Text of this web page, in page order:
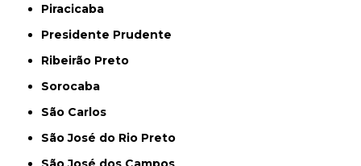
Piracicaba
Presidente Prudente
Ribeirão Preto
Sorocaba
São Carlos
São José do Rio Preto